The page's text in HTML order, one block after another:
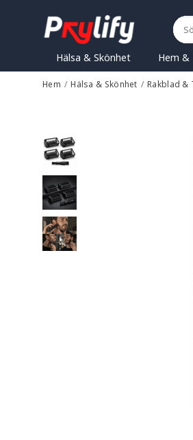
Hälsa & Skönhet Hem &
Hem / Hälsa & Skönhet / Rakblad &